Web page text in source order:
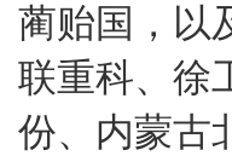
蔺贻国，以
联重科、徐
份、内蒙古